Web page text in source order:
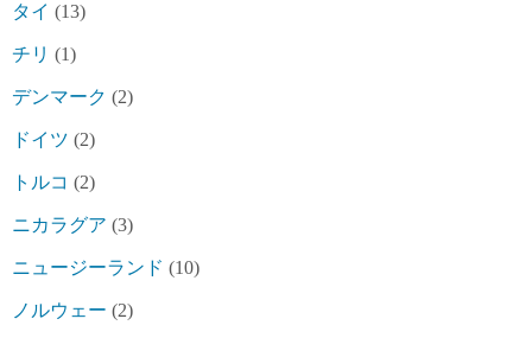
タイ (13)
チリ (1)
デンマーク (2)
ドイツ (2)
トルコ (2)
ニカラグア (3)
ニュージーランド (10)
ノルウェー (2)